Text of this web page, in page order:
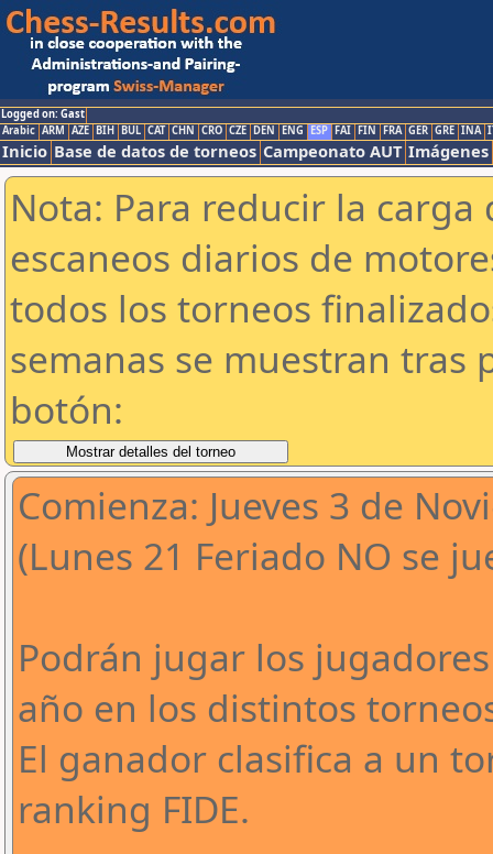
Logged on: Gast
Arabic ARM AZE BIH BUL CAT CHN CRO CZE DEN ENG ESP FAI FIN FRA GER GRE INA
Inicio Base de datos de torneos Campeonato AUT Imágenes
Nota: Para reducir la
escaneos diarios de
todos los torneos
semanas se muestran tras
botón:
Comienza: Jueves 3 de
(Lunes 21 Feriado NO se
Podrán jugar los
año en los distintos
El ganador clasifica a un
ranking FIDE.